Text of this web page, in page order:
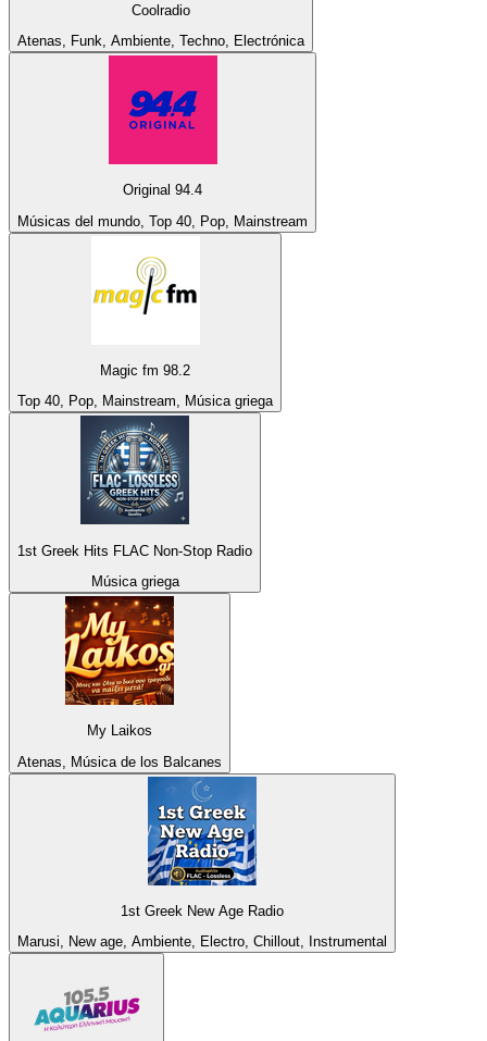
Coolradio
Atenas, Funk, Ambiente, Techno, Electrónica
Original 94.4
Músicas del mundo, Top 40, Pop, Mainstream
Magic fm 98.2
Top 40, Pop, Mainstream, Música griega
1st Greek Hits FLAC Non-Stop Radio
Música griega
My Laikos
Atenas, Música de los Balcanes
1st Greek New Age Radio
Marusi, New age, Ambiente, Electro, Chillout, Instrumental